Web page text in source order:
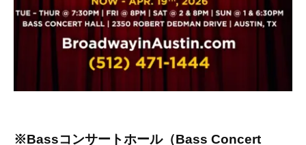
※Bassコンサートホール（Bass Concert